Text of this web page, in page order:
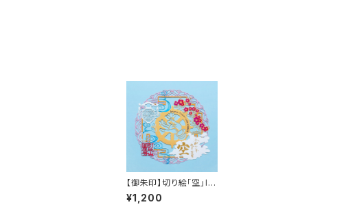
【御朱印】切り絵「空」In
stagramフォロワー30
00人記念
¥1,200